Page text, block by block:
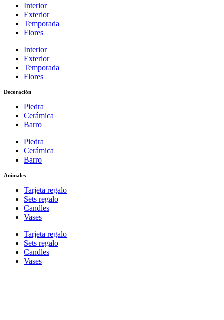
Interior
Exterior
Temporada
Flores
Interior
Exterior
Temporada
Flores
Decoración
Piedra
Cerámica
Barro
Piedra
Cerámica
Barro
Animales
Tarjeta regalo
Sets regalo
Candles
Vases
Tarjeta regalo
Sets regalo
Candles
Vases